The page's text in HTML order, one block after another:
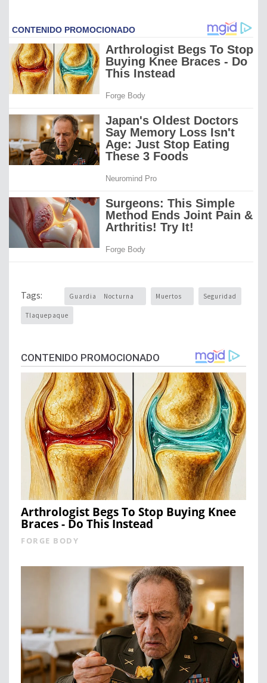
Tags: Guardia Nocturna Muertos Seguridad
Tlaquepaque
CONTENIDO PROMOCIONADO
Arthrologist Begs To Stop Buying Knee
Braces - Do This Instead
FORGE BODY